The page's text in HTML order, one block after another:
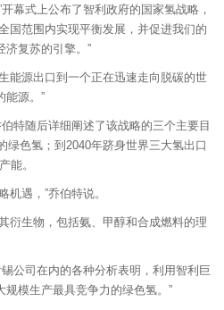
幕式上公布了智利政府的国家氢战略，
国范围内实现平衡发展，并促进我们的
济复苏的引擎。”
能源出口到一个正在迅速走向脱碳的世
能源。”
特随后详细阐述了该战略的三个主要目
绿色氢；到2040年跻身世界三大氢出口
能。
机遇，”乔伯特说。
衍生物，包括氨、甲醇和合成燃料的理
公司在内的各种分析表明，利用智利巨
模生产最具竞争力的绿色氢。”